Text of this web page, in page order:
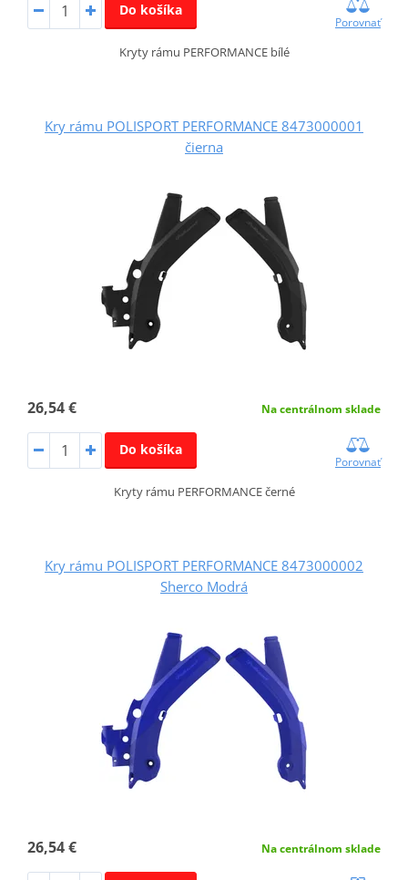
Do košíka
Porovnať
Kryty rámu PERFORMANCE bílé
Kry rámu POLISPORT PERFORMANCE 8473000001
čierna
26,54 € Na centrálnom sklade
Do košíka
Porovnať
Kryty rámu PERFORMANCE černé
Kry rámu POLISPORT PERFORMANCE 8473000002
Sherco Modrá
26,54 € Na centrálnom sklade